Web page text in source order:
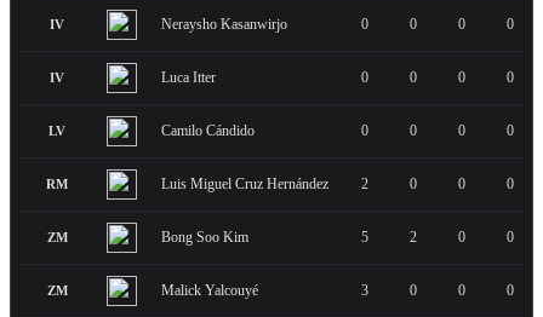
IV Neraysho Kasanwirjo 0 0 0 0
IV Luca Itter 0 0 0 0
LV Camilo Cándido 0 0 0 0
RM Luis Miguel Cruz Hernández 2 0 0 0
ZM Bong Soo Kim 5 2 0 0
ZM Malick Yalcouyé 3 0 0 0